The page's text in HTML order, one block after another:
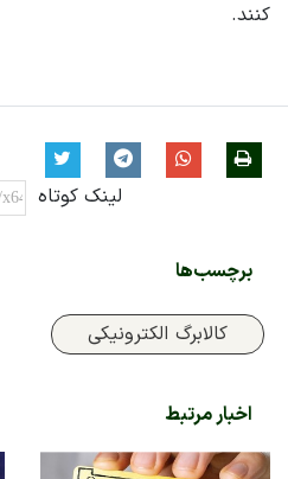
کنند.
لینک کوتاه
برچسب‌ها
کالابرگ الکترونیکی
اخبار مرتبط